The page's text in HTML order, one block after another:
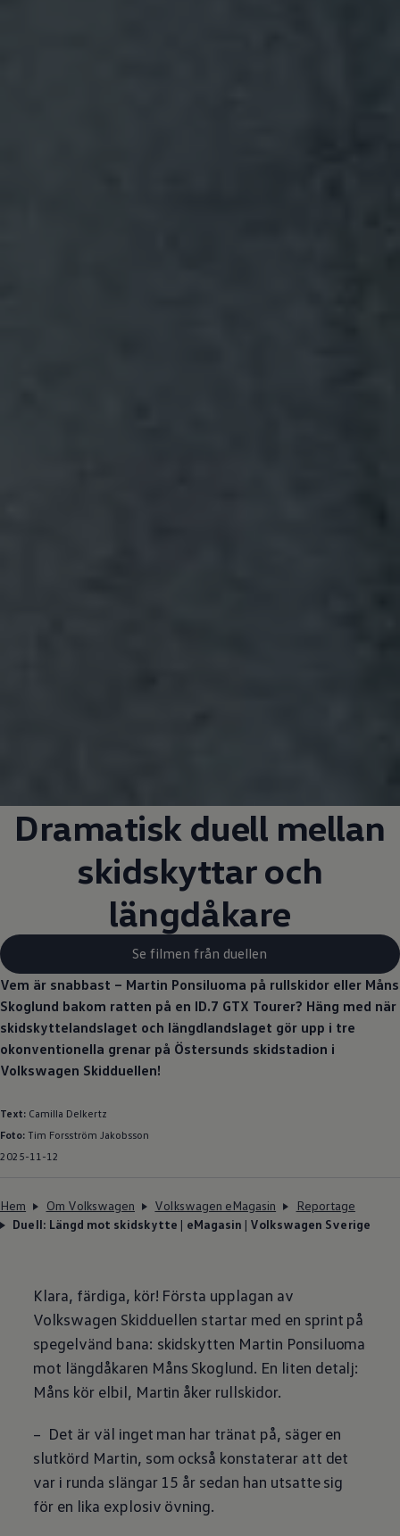
Dramatisk duell mellan
skidskyttar och
längdåkare
Se filmen från duellen
Vem är snabbast – Martin Ponsiluoma på rullskidor eller Måns
Skoglund bakom ratten på en ID.7 GTX Tourer? Häng med när
skidskyttelandslaget och längdlandslaget gör upp i tre
okonventionella grenar på Östersunds skidstadion i
Volkswagen Skidduellen!
Text: Camilla Delkertz
Foto: Tim Forsström Jakobsson
2025-11-12
Hem Om Volkswagen Volkswagen eMagasin
Reportage
Duell: Längd mot skidskytte | eMagasin | Volkswagen Sverige
Klara, färdiga, kör! Första upplagan av
Volkswagen Skidduellen startar med en sprint på
spegelvänd bana: skidskytten Martin Ponsiluoma
mot längdåkaren Måns Skoglund. En liten detalj:
Måns kör elbil, Martin åker rullskidor.
– Det är väl inget man har tränat på, säger en
slutkörd Martin, som också konstaterar att det
var i runda slängar 15 år sedan han utsatte sig
för en lika explosiv övning.